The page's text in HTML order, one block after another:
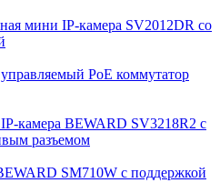
мини IP-камера SV2012DR со
PoE коммутатор
камера BEWARD SV3218R2 с
разъемом
SM710W с поддержкой